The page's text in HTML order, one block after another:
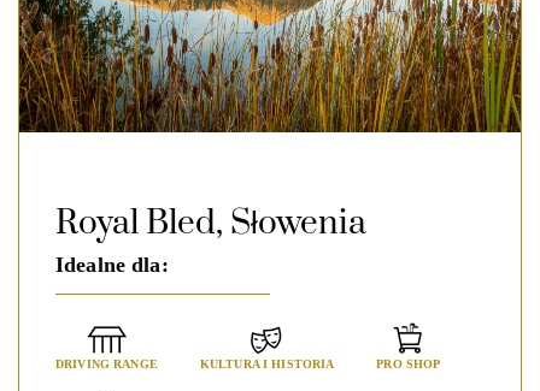
Royal Bled, Słowenia
Idealne dla:
DRIVING RANGE KULTURA I HISTORIA PRO SHOP